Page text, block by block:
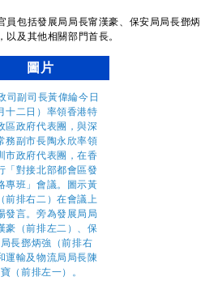
包括發展局局長甯漢豪、保安局局長鄧炳
及其他相關部門首長。
圖片